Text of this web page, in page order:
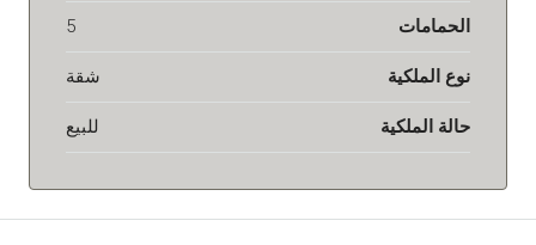
الحمامات 5
نوع الملكية شقة
حالة الملكية للبيع